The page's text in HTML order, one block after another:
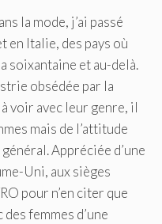
la mode, j’ai passé
en Italie, des pays où
soixantaine et au-delà.
obsédée par la
voir avec leur genre, il
mais de l’attitude
Appréciée d’une
Uni, aux sièges
pour n’en citer que
femmes d’une